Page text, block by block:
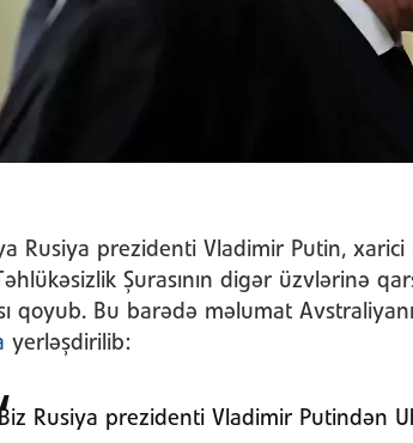
Rusiya prezidenti Vladimir Putin,
Şurasının digər üzvlərinə
qoyub. Bu barədə məlumat
yerləşdirilib:
Biz Rusiya prezidenti Vladimir Putindən